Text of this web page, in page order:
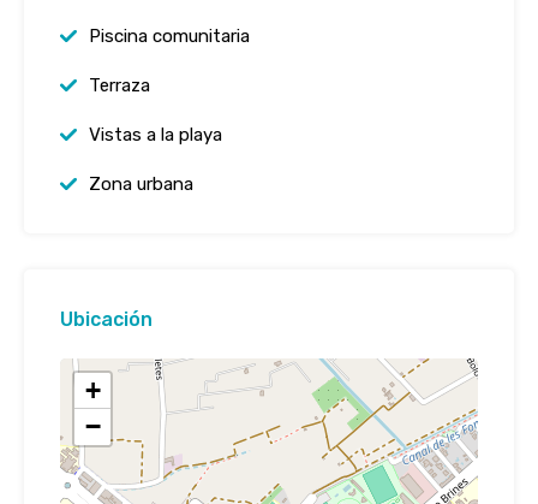
Piscina comunitaria
Terraza
Vistas a la playa
Zona urbana
Ubicación
+
−